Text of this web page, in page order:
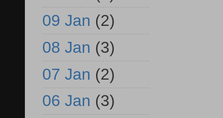
09 Jan (2)
08 Jan (3)
07 Jan (2)
06 Jan (3)